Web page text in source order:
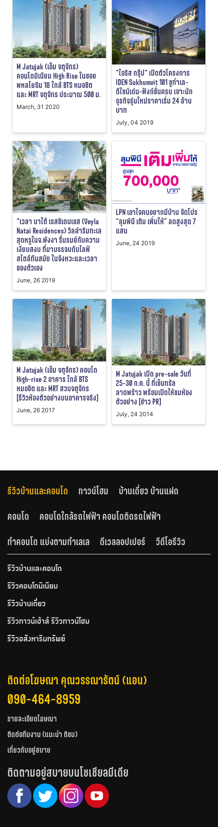
M Jatujak (เอ็ม จตุจักร)
คอนโดมิเนียม High Rise ในซอย
พหลโยธิน 18 ใกล้ BTS หมอชิต
และ MRT จตุจักร ประมาณ 500 ม.
March, 31 2020
“ไอริส กรุ๊ป” เปิดตัวโครงการ
IDEN Sukhumvit 101 ชูทำเล-
ดีไซน์เด่น-ฟังก์ชั่นครบ เจาะนัก
ธุรกิจรุ่นใหม่ราคาเริ่ม 24 ล้าน
บาท
July, 04 2019
“เวลา นาใต้ เรสซิเดนเซส (Veyla
Natai Residences) วิลล่าริมทะเล
สุดหรูในจ.พังงา รื่นรมย์กับความ
เงียบสงบ ที่มาบรรจบกับไลฟ์
สไตล์ทันสมัย ในจังหวะและเวลา
ของตัวเอง
June, 26 2019
LPN เอาใจคนอยากมีบ้าน จัดโปร
“ลุมพินี เติม เพิ่มให้” ลดสูงสุด 7
แสน
June, 24 2019
M Jatujak (เอ็ม จตุจักร) คอนโด
High-rise 2 อาคาร ใกล้ BTS
หมอชิต และ MRT สวนจตุจักร
[รีวิวห้องตัวอย่างบนอาคารจริง]
June, 26 2017
M Jatujak เปิด pre-sale วันที่
25-30 ก.ค. นี้ ที่เซ็นทรัล
ลาดพร้าว พร้อมเปิดให้ชมห้อง
ตัวอย่าง [ข่าว PR]
July, 24 2014
รีวิวบ้านและคอนโด ทาวน์โฮม
บ้านเดี่ยว บ้านแฝด
คอนโด
คอนโดใกล้รถไฟฟ้า คอนโดติดรถไฟฟ้า
ทำคอนโด แบ่งตามทำเลเล
ดีเวลลอปเปอร์ วีดีโอรีวิว
รีวิวบ้านและคอนโด
รีวิวคอนโดมิเนียม
รีวิวบ้านเดี่ยว
รีวิวทาวน์เฮ้าส์ รีวิวทาวน์โฮม
รีวิวอสังหาริมทรัพย์
ติดต่อโฆษณา คุณวรรณารัตน์ (แอน)
090-464-8959
รายละเอียดโฆษณา
ติดต่อทีมงาน (แนะนำ ติชม)
เกี่ยวกับอยู่สบาย
ติดตามอยู่สบายบนโซเชียลมีเดีย